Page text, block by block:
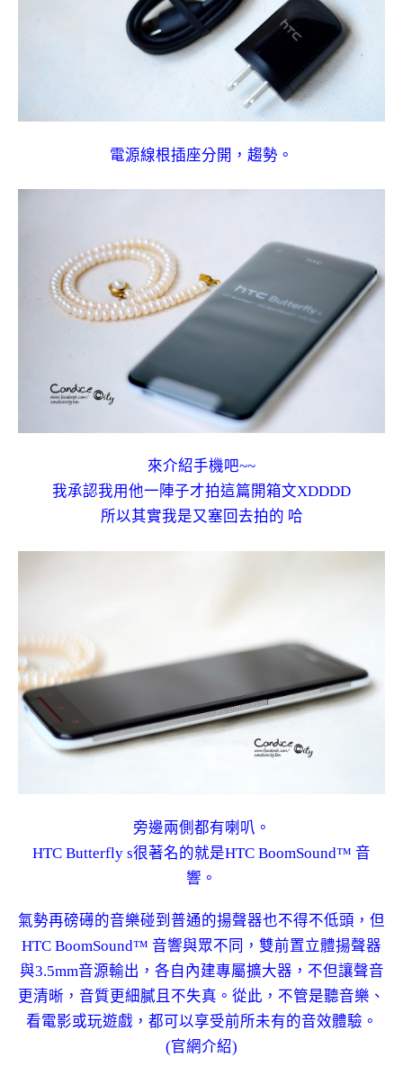
電源線根插座分開，趨勢。
來介紹手機吧~~
我承認我用他一陣子才拍這篇開箱文XDDDD
所以其實我是又塞回去拍的 哈
旁邊兩側都有喇叭。
HTC Butterfly s很著名的就是HTC BoomSound™ 音
響。
氣勢再磅礡的音樂碰到普通的揚聲器也不得不低頭，但
HTC BoomSound™ 音響與眾不同，雙前置立體揚聲器
與3.5mm音源輸出，各自內建專屬擴大器，不但讓聲音
更清晰，音質更細膩且不失真。從此，不管是聽音樂、
看電影或玩遊戲，都可以享受前所未有的音效體驗。
(官網介紹)